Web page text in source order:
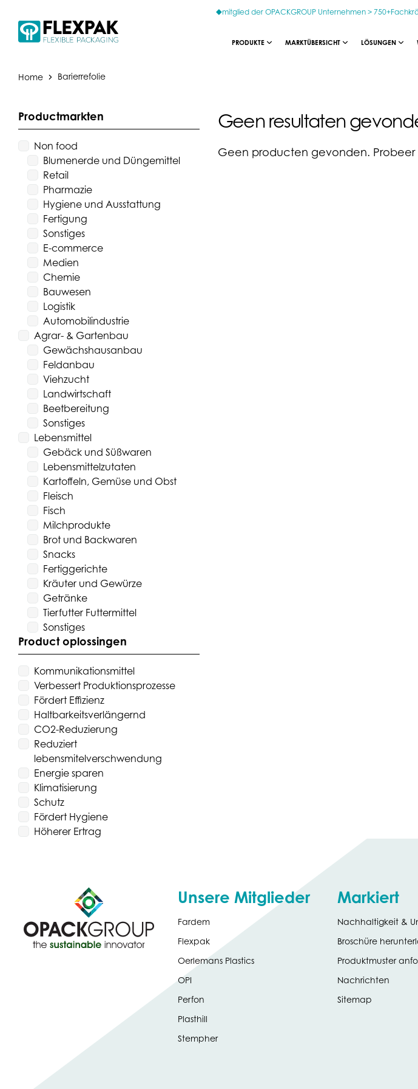
mitglied der OPACKGROUP Unternehmen >
PRODUKTE MARKTÜBERSICHT LÖSUNGEN
Home Barierrefolie
Productmarkten
Non food
Blumenerde und Düngemittel
Retail
Pharmazie
Hygiene und Ausstattung
Fertigung
Sonstiges
E-commerce
Medien
Chemie
Bauwesen
Logistik
Automobilindustrie
Agrar- & Gartenbau
Gewächshausanbau
Feldanbau
Viehzucht
Landwirtschaft
Beetbereitung
Sonstiges
Lebensmittel
Gebäck und Süßwaren
Lebensmittelzutaten
Kartoffeln, Gemüse und Obst
Fleisch
Fisch
Milchprodukte
Brot und Backwaren
Snacks
Fertiggerichte
Kräuter und Gewürze
Getränke
Tierfutter Futtermittel
Sonstiges
Product oplossingen
Kommunikationsmittel
Verbessert Produktionsprozesse
Fördert Effizienz
Haltbarkeitsverlängernd
CO2-Reduzierung
Reduziert
lebensmitelverschwendung
Energie sparen
Klimatisierung
Schutz
Fördert Hygiene
Höherer Ertrag
Geen resultaten
Geen producten gevonden. Probeer
Unsere Mitglieder
Fardem
Flexpak
Oerlemans Plastics
OPI
Perfon
Plasthill
Stempher
Markiert
Nachhaltigkeit &
Broschüre
Produktmuster
Nachrichten
Sitemap